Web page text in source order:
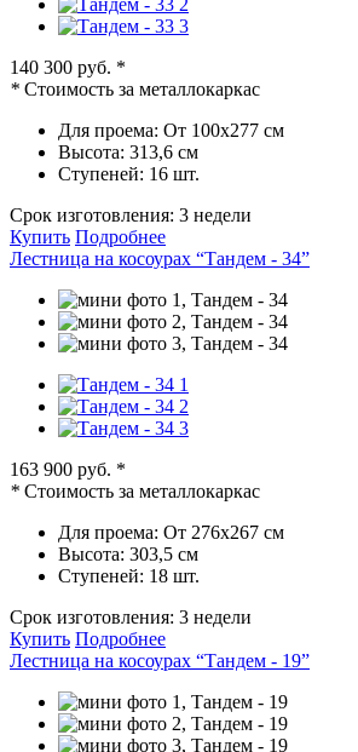
140 300 руб. *
* Стоимость за металлокаркас
Для проема: От 100х277 см
Высота: 313,6 см
Ступеней: 16 шт.
Срок изготовления: 3 недели
Купить Подробнее
Лестница на косоурах “Тандем - 34”
163 900 руб. *
* Стоимость за металлокаркас
Для проема: От 276х267 см
Высота: 303,5 см
Ступеней: 18 шт.
Срок изготовления: 3 недели
Купить Подробнее
Лестница на косоурах “Тандем - 19”